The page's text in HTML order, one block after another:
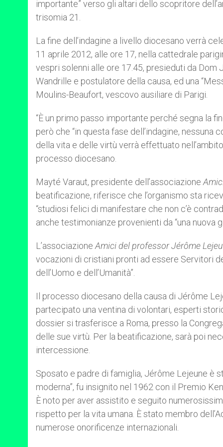
importante” verso gli altari dello scopritore
trisomia 21.
La fine dell’indagine a livello diocesano verrà
11 aprile 2012, alle ore 17, nella cattedrale
vespri solenni alle ore 17.45, presieduti da Dom
Wandrille e postulatore della causa, ed una
Moulins-Beaufort, vescovo ausiliare di Parigi.
“È un primo passo importante perché segna la
però che “in questa fase dell’indagine, nessuna
della vita e delle virtù verrà effettuato
processo diocesano.
Mayté Varaut, presidente dell’associazione
beatificazione, riferisce che l’organismo sta
“studiosi felici di manifestare che non c’è
anche testimonianze provenienti da “una nuova
L’associazione Amici del professor Jérôme
vocazioni di cristiani pronti ad essere Servitori
dell’Uomo e dell’Umanità”.
Il processo diocesano della causa di Jérôme
partecipato una ventina di volontari, esperti
dossier si trasferisce a Roma, presso la
delle sue virtù. Per la beatificazione, sarà poi
intercessione.
Sposato e padre di famiglia, Jérôme Lejeune è
moderna”, fu insignito nel 1962 con il Premio
È noto per aver assistito e seguito
rispetto per la vita umana. È stato membro
numerose onorificenze internazionali.